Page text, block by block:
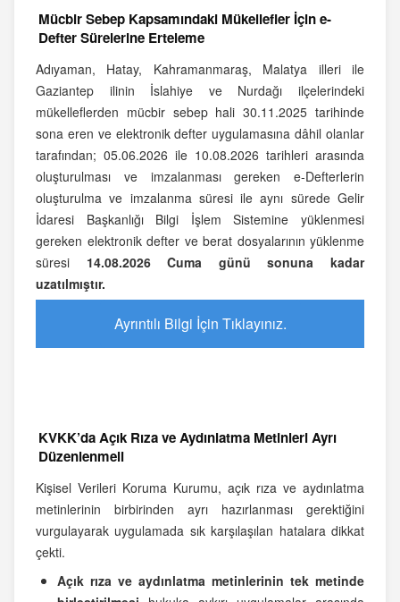
Mücbir Sebep Kapsamındaki Mükellefler İçin e-
Defter Sürelerine Erteleme
Adıyaman, Hatay, Kahramanmaraş, Malatya illeri ile
Gaziantep ilinin İslahiye ve Nurdağı ilçelerindeki
mükelleflerden mücbir sebep hali 30.11.2025 tarihinde
sona eren ve elektronik defter uygulamasına dâhil olanlar
tarafından; 05.06.2026 ile 10.08.2026 tarihleri arasında
oluşturulması ve imzalanması gereken e-Defterlerin
oluşturulma ve imzalanma süresi ile aynı sürede Gelir
İdaresi Başkanlığı Bilgi İşlem Sistemine yüklenmesi
gereken elektronik defter ve berat dosyalarının yüklenme
süresi 14.08.2026 Cuma günü sonuna kadar
uzatılmıştır.
Ayrıntılı Bilgi İçin Tıklayınız.
KVKK’da Açık Rıza ve Aydınlatma Metinleri Ayrı
Düzenlenmeli
Kişisel Verileri Koruma Kurumu, açık rıza ve aydınlatma
metinlerinin birbirinden ayrı hazırlanması gerektiğini
vurgulayarak uygulamada sık karşılaşılan hatalara dikkat
çekti.
Açık rıza ve aydınlatma metinlerinin tek metinde